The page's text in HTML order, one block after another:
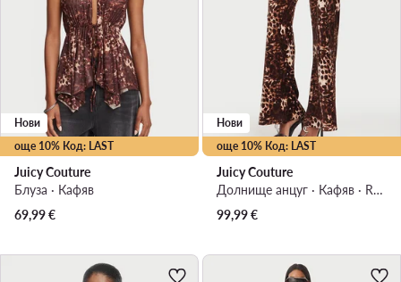
още 10% Код: LAST
Нови
Juicy Couture
Блуза · Кафяв
69,99€
още 10% Код: LAST
Нови
Juicy Couture
Долнище анцуг · Кафяв · Regular Fit
99,99€